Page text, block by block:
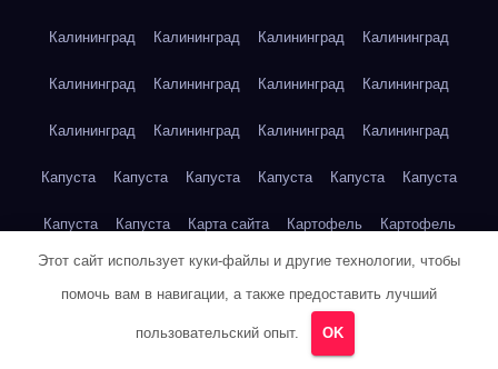
Калининград Калининград Калининград Калининград
Калининград Калининград Калининград Калининград
Калининград Калининград Калининград Калининград
Капуста Капуста Капуста Капуста Капуста Капуста
Капуста Капуста Карта сайта Картофель Картофель
Картофель Картофель Картофель Картофель
Кейптаун
Этот сайт использует куки-файлы и другие технологии, чтобы
помочь вам в навигации, а также предоставить лучший
пользовательский опыт. OK